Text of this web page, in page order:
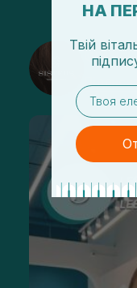
НА
Твій
email